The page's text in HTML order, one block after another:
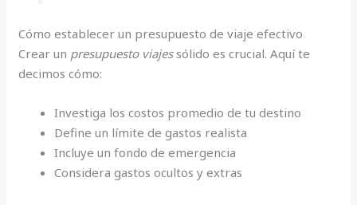
Cómo establecer un presupuesto de viaje efectivo
Crear un presupuesto viajessólido es crucial. Aquí te
decimos cómo:
Investiga los costos promedio de tu destino
Define un límite de gastos realista
Incluye un fondo de emergencia
Considera gastos ocultos y extras